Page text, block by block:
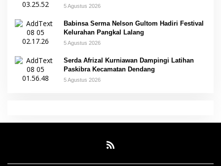
5 Agustus 2026
Babinsa Serma Nelson Gultom Hadiri Festival
Kelurahan Pangkal Lalang
5 Agustus 2026
Serda Afrizal Kurniawan Dampingi Latihan
Paskibra Kecamatan Dendang
5 Agustus 2026